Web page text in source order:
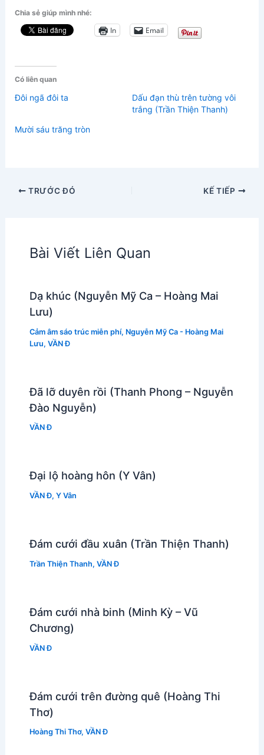
Chia sẻ giúp mình nhé:
In Email
Có liên quan
Đôi ngã đôi ta
Dấu đạn thù trên tường vôi
trắng (Trần Thiện Thanh)
Mười sáu trăng tròn
TRƯỚC ĐÓ KẾ TIẾP
Bài Viết Liên Quan
Dạ khúc (Nguyễn Mỹ Ca – Hoàng Mai
Lưu)
Cảm âm sáo trúc miễn phí, Nguyễn Mỹ Ca - Hoàng Mai
Lưu, VẦN Đ
Đã lỡ duyên rồi (Thanh Phong – Nguyễn
Đào Nguyễn)
VẦN Đ
Đại lộ hoàng hôn (Y Vân)
VẦN Đ, Y Vân
Đám cưới đầu xuân (Trần Thiện Thanh)
Trần Thiện Thanh, VẦN Đ
Đám cưới nhà binh (Minh Kỳ – Vũ
Chương)
VẦN Đ
Đám cưới trên đường quê (Hoàng Thi
Thơ)
Hoàng Thi Thơ, VẦN Đ